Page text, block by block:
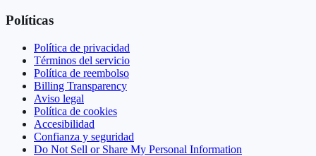
Políticas
Política de privacidad
Términos del servicio
Política de reembolso
Billing Transparency
Aviso legal
Política de cookies
Accesibilidad
Confianza y seguridad
Do Not Sell or Share My Personal Information